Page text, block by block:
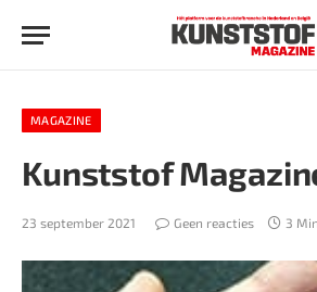
MAGAZINE
Kunststof
23 september 2021 Geen reacties 3